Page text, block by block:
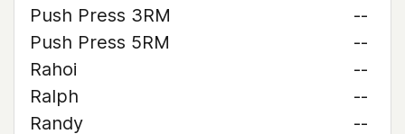
Push Press 3RM
--
Push Press 5RM
--
Rahoi
--
Ralph
--
Randy
--